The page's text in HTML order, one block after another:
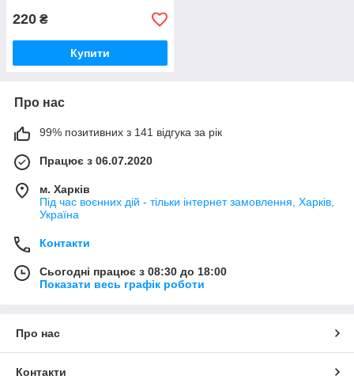
220 ₴
Купити
Про нас
99% позитивних з 141 відгука за рік
Працює з 06.07.2020
м. Харків
Під час воєнних дій - тільки інтернет замовлення, Харків,
Україна
Контакти
Сьогодні працює з 08:30 до 18:00
Показати весь графік роботи
Про нас
Контакти